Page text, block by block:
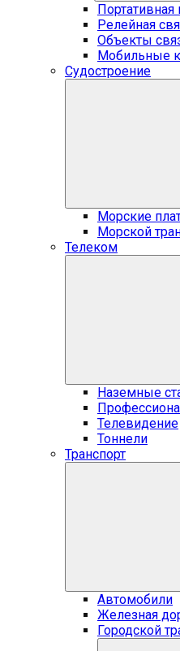
Портативная
Релейная
Объекты
Мобильные
Судостроение
Морские
Морской
Телеком
Наземные
Телевидение
Тоннели
Транспорт
Автомобили
Железная
Городской